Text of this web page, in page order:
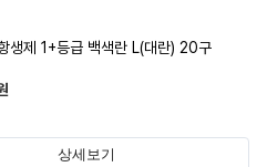
생제 1+등급 백색란 L(대란) 20구
상세보기